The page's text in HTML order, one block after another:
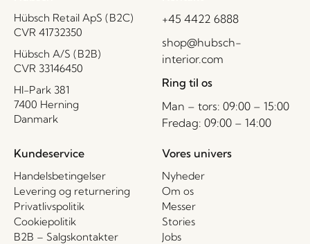
Hübsch Retail ApS (B2C)
CVR 41732350
Hübsch A/S (B2B)
CVR 33146450
HI-Park 381
7400 Herning
Danmark
+45 4422 6888
shop@hubsch-
interior.com
Ring til os
Man – tors: 09:00 – 15:00
Fredag: 09:00 – 14:00
Kundeservice
Handelsbetingelser
Levering og returnering
Privatlivspolitik
Cookiepolitik
B2B – Salgskontakter
Vores univers
Nyheder
Om os
Messer
Stories
Jobs